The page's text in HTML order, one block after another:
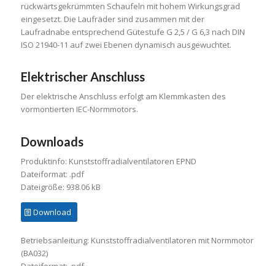
rückwärtsgekrümmten Schaufeln mit hohem Wirkungsgrad
eingesetzt. Die Laufräder sind zusammen mit der
Laufradnabe entsprechend Gütestufe G 2,5 / G 6,3 nach DIN
ISO 21940-11 auf zwei Ebenen dynamisch ausgewuchtet.
Elektrischer Anschluss
Der elektrische Anschluss erfolgt am Klemmkasten des
vormontierten IEC-Normmotors.
Downloads
Produktinfo: Kunststoffradialventilatoren EPND
Dateiformat: .pdf
Dateigröße: 938.06 kB
Download
Betriebsanleitung: Kunststoffradialventilatoren mit Normmotor
(BA032)